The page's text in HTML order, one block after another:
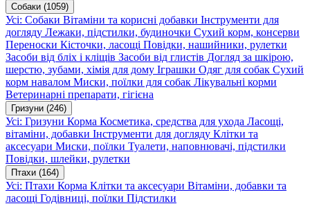
Собаки (1059)
Усі: Собаки Вітаміни та корисні добавки Інструменти для
догляду Лежаки, підстилки, будиночки Сухий корм, консерви
Переноски Кісточки, ласощі Повідки, нашийники, рулетки
Засоби від бліх і кліщів Засоби від глистів Догляд за шкірою,
шерстю, зубами, хімія для дому Іграшки Одяг для собак Сухий
корм навалом Миски, поїлки для собак Лікувальні корми
Ветеринарні препарати, гігієна
Гризуни (246)
Усі: Гризуни Корма Косметика, средства для ухода Ласощі,
вітаміни, добавки Інструменти для догляду Клітки та
аксесуари Миски, поїлки Туалети, наповнювачі, підстилки
Повідки, шлейки, рулетки
Птахи (164)
Усі: Птахи Корма Клітки та аксесуари Вітаміни, добавки та
ласощі Годівниці, поїлки Підстилки